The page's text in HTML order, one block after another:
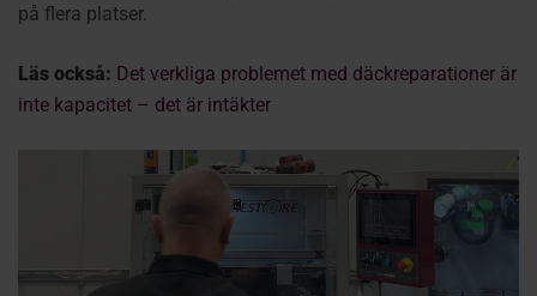
på flera platser.
Läs också: Det verkliga problemet med däckreparationer är
inte kapacitet – det är intäkter